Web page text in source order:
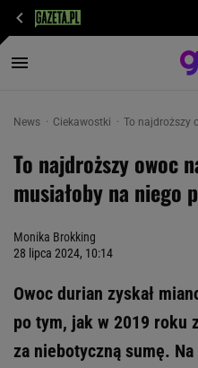
News Ciekawostki To najdroższy
To najdroższy owoc
musiałoby na niego
Monika Brokking
28 lipca 2024, 10:14
Owoc durian zyskał
po tym, jak w 2019 roku
za niebotyczną sumę.